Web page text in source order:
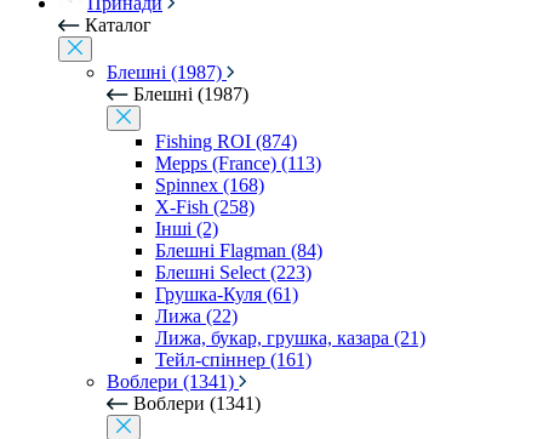
Каталог
Блешні (1987)
Блешні (1987)
Fishing ROI (874)
Mepps (France) (113)
Spinnex (168)
X-Fish (258)
Інші (2)
Блешні Flagman (84)
Блешні Select (223)
Грушка-Куля (61)
Лижа (22)
Лижа, букар, грушка, казара (21)
Тейл-спіннер (161)
Воблери (1341)
Воблери (1341)